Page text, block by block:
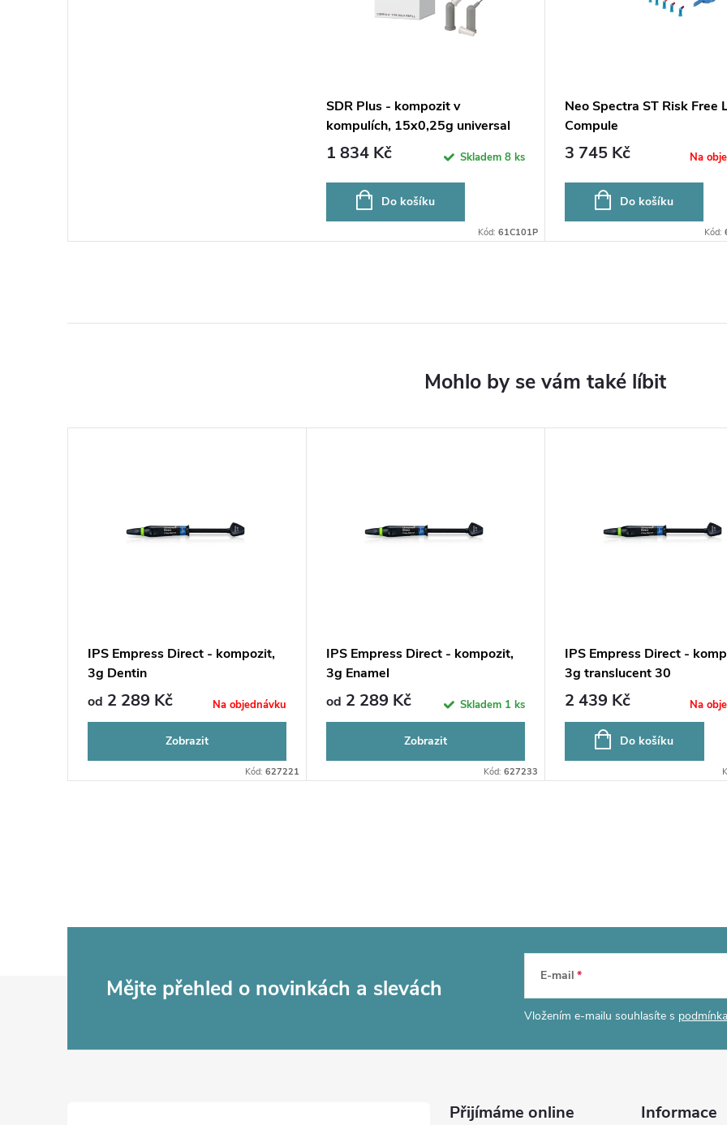
SDR Plus - kompozit v
kompulích, 15x0,25g universal
1 834 Kč Skladem 8 ks
Do košíku
Kód: 61C101P
Neo Spectra ST Risk Free
Compule
3 745 Kč Na
Do košíku
Kód:
IPS Empress Direct - kompozit,
3g Dentin
od 2 289 Kč Na objednávku
Zobrazit
Kód: 627221
IPS Empress Direct - kompozit,
3g Enamel
od 2 289 Kč Skladem 1 ks
Zobrazit
Kód: 627233
IPS Empress Direct -
3g translucent 30
2 439 Kč Na
Do košíku
Mějte přehled o novinkách a slevách E-mail
Vložením e-mailu souhlasíte s
Přijímáme online
Informace